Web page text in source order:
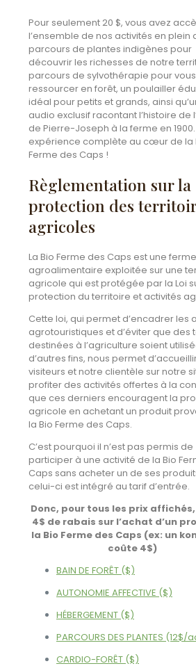
Pour seulement 20 $, vous avez
l’ensemble de nos activités en plein
parcours de plantes indigènes pour
découvrir les richesses de notre
parcours de sylvothérapie pour vous
ressourcer en forêt, un poulailler
idéal pour petits et grands, ainsi
audio exclusif racontant l’histoire de
de Pierre-Joseph à la ferme en
expérience complète au cœur de la
Ferme des Caps !
Règlementation sur la
protection des
agricoles
La Bio Ferme des Caps est une ferme
agroalimentaire exploitée sur une
agricole qui est protégée par la Loi
protection du territoire et activités
Cette loi, qui permet d’encadrer les
agrotouristiques et d’éviter que des
destinées à l’agriculture soient
d’autres fins, nous permet
visiteurs et notre clientèle sur notre
profiter des activités offertes à la
que ces derniers encouragent la
agricole en achetant un produit
la Bio Ferme des Caps.
C’est pourquoi il n’est pas permis de
participer à une activité de la Bio
Caps sans acheter un de ses
celui-ci est intégré au tarif d’entrée.
Donc, pour tous les prix affichés,
4$ de rabais sur l’achat d’un
la Bio Ferme des Caps (ex: un
coûte 4$)
BAIN DE FORÊT ($)
AUTONOMIE AFFECTIVE ($)
HÉBERGEMENT ($)
PARCOURS DES PLANTES (12$/
CARDIO-FORÊT ($)